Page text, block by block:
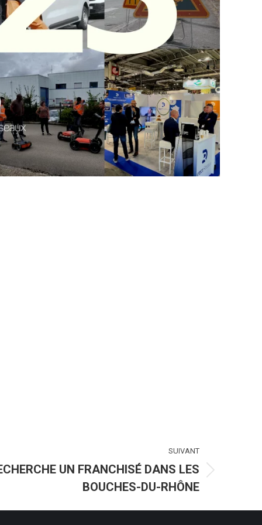
SUIVANT
UN FRANCHISÉ DANS LES
BOUCHES-DU-RHÔNE